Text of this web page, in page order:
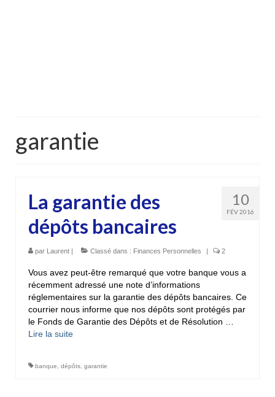
garantie
10
FÉV 2016
La garantie des
dépôts bancaires
par Laurent | Classé dans : Finances Personnelles | 2
Vous avez peut-être remarqué que votre banque vous a
récemment adressé une note d’informations
réglementaires sur la garantie des dépôts bancaires. Ce
courrier nous informe que nos dépôts sont protégés par
le Fonds de Garantie des Dépôts et de Résolution …
Lire la suite­­
banque dépôts garantie